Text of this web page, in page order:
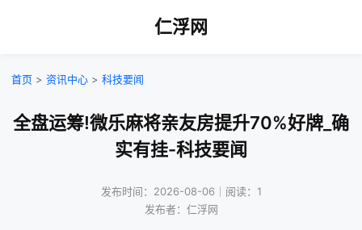
仁浮网
首页 > 资讯中心 > 科技要闻
全盘运筹!微乐麻将亲友房提升70%好牌_确
实有挂-科技要闻
发布时间：2026-08-06｜阅读：1
发布者：仁浮网